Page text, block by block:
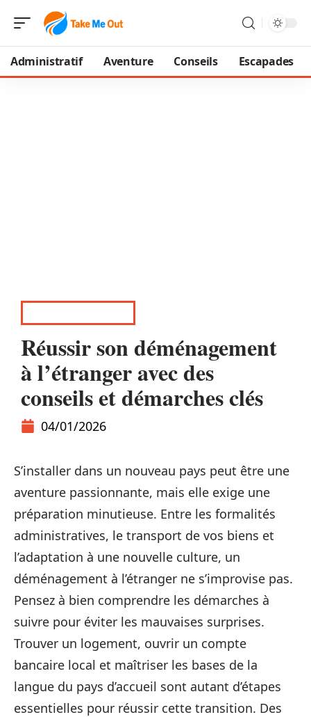
Administratif Aventure Conseils Escapades
Réussir son déménagement
à l’étranger avec des
conseils et démarches clés
04/01/2026
S’installer dans un nouveau pays peut être une
aventure passionnante, mais elle exige une
préparation minutieuse. Entre les formalités
administratives, le transport de vos biens et
l’adaptation à une nouvelle culture, un
déménagement à l’étranger ne s’improvise pas.
Pensez à bien comprendre les démarches à
suivre pour éviter les mauvaises surprises.
Trouver un logement, ouvrir un compte
bancaire local et maîtriser les bases de la
langue du pays d’accueil sont autant d’étapes
essentielles pour réussir cette transition. Des